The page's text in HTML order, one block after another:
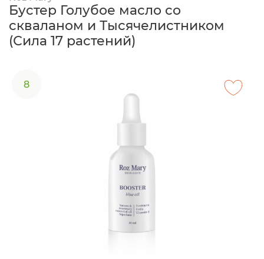
Бустер Голубое масло со
скваланом и Тысячелистником
(Сила 17 растений)
8